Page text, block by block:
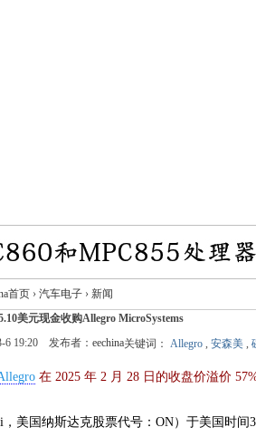
首页 › 汽车电子 › 新闻
美元现金收购Allegro MicroSystems
6 19:20 发布者： eechina关键词： Allegro , 安森美 ,
在 2025 年 2 月 28 日的收盘价溢价
，美国纳斯达克股票代号：ON）于美国时